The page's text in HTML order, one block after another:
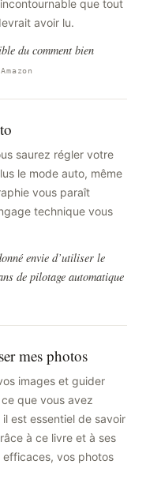
que tout
avoir lu.
du comment bien
saurez régler votre
le mode auto, même
vous paraît
technique vous
envie d’utiliser le
de pilotage automatique
mes photos
images et guider
que vous avez
est essentiel de savoir
à ce livre et à ses
vos photos